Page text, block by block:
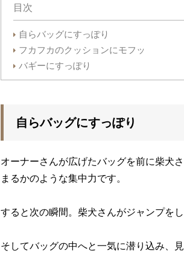
目次
自らバッグにすっぽり
フカフカのクッションにモフッ
バギーにすっぽり
自らバッグにすっぽり
オーナーさんが広げたバッグを前に柴犬
まるかのような集中力です。
すると次の瞬間。柴犬さんがジャンプをし
そしてバッグの中へと一気に潜り込み、